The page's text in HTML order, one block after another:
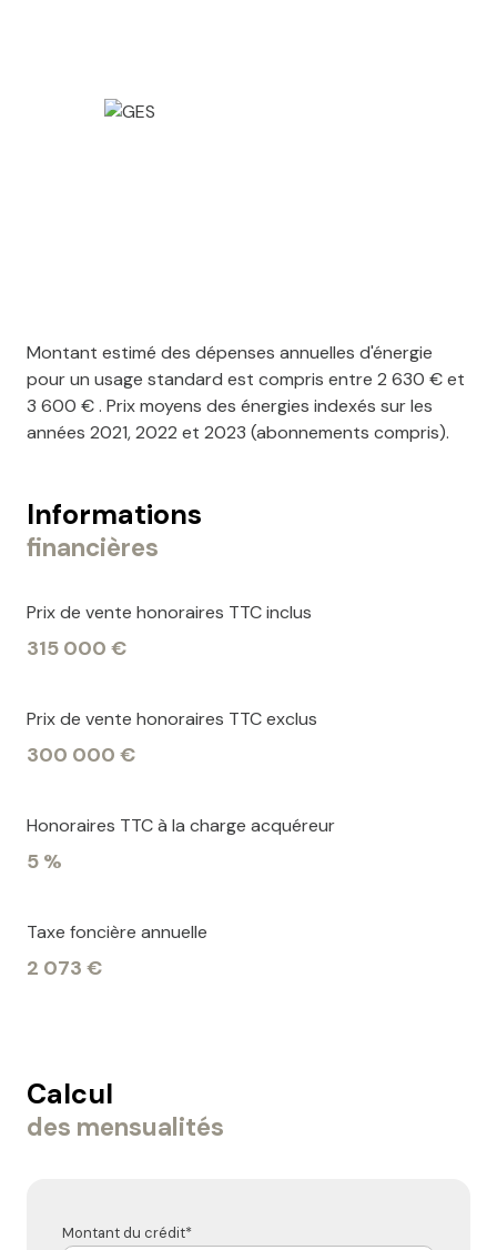
Montant estimé des dépenses annuelles d'énergie
pour un usage standard est compris entre 2 630 € et
3 600 € . Prix moyens des énergies indexés sur les
années 2021, 2022 et 2023 (abonnements compris).
Informations
financières
Prix de vente honoraires TTC inclus
315 000 €
Prix de vente honoraires TTC exclus
300 000 €
Honoraires TTC à la charge acquéreur
5 %
Taxe foncière annuelle
2 073 €
Calcul
des mensualités
Montant du crédit*